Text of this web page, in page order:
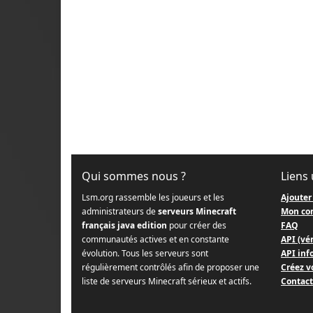
Qui sommes nous ?
Lsm.org rassemble les joueurs et les
administrateurs deserveurs Minecraft
français java edition pour créer des
communautés actives et en constante
évolution. Tous les serveurs sont
régulièrement contrôlés afin de proposer une
liste de serveurs Minecraft sérieux et actifs.
Liens
Mon
FAQ
API
API
Créez
Contact